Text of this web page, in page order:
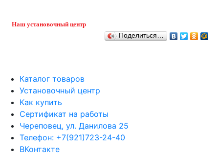
Наш установочный центр
Поделиться…
Каталог товаров
Установочный центр
Как купить
Сертификат на работы
Череповец, ул. Данилова 25
Телефон: +7(921)723-24-40
ВКонтакте